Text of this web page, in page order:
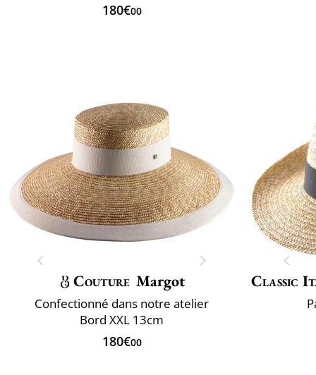
180€00
Couture Margot
Confectionné dans notre atelier
Bord XXL 13cm
180€00
Classic